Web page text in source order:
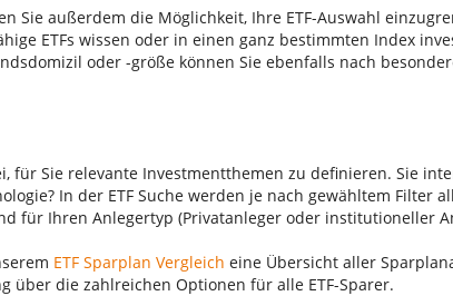
Sie außerdem die Möglichkeit, Ihre ETF-Auswahl
ETFs wissen oder in einen ganz bestimmten Index
oder -größe können Sie ebenfalls nach
für Sie relevante Investmentthemen zu definieren. Sie
In der ETF Suche werden je nach gewähltem Filter
für Ihren Anlegertyp (Privatanleger oder institutioneller
ETF Sparplan Vergleich eine Übersicht aller
über die zahlreichen Optionen für alle ETF-Sparer.